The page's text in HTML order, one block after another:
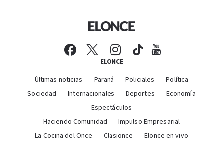
ELONCE
Últimas noticias Paraná Policiales
Política
Sociedad
Internacionales Deportes
Economía
Espectáculos
Haciendo Comunidad
Impulso Empresarial
La Cocina del Once
Clasionce
Elonce en vivo